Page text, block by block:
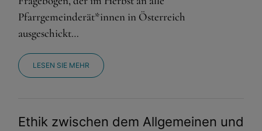
Pfarrgemeinderät*innen in Österreich
ausgeschickt…
LESEN SIE MEHR
Ethik zwischen dem Allgemeinen und